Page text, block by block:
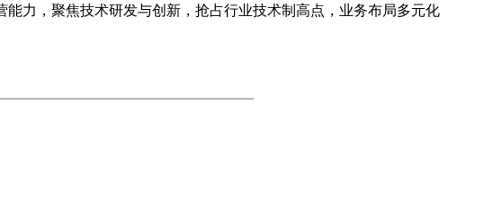
力，聚焦技术研发与创新，抢占行业技术制高点，业务布局多元化